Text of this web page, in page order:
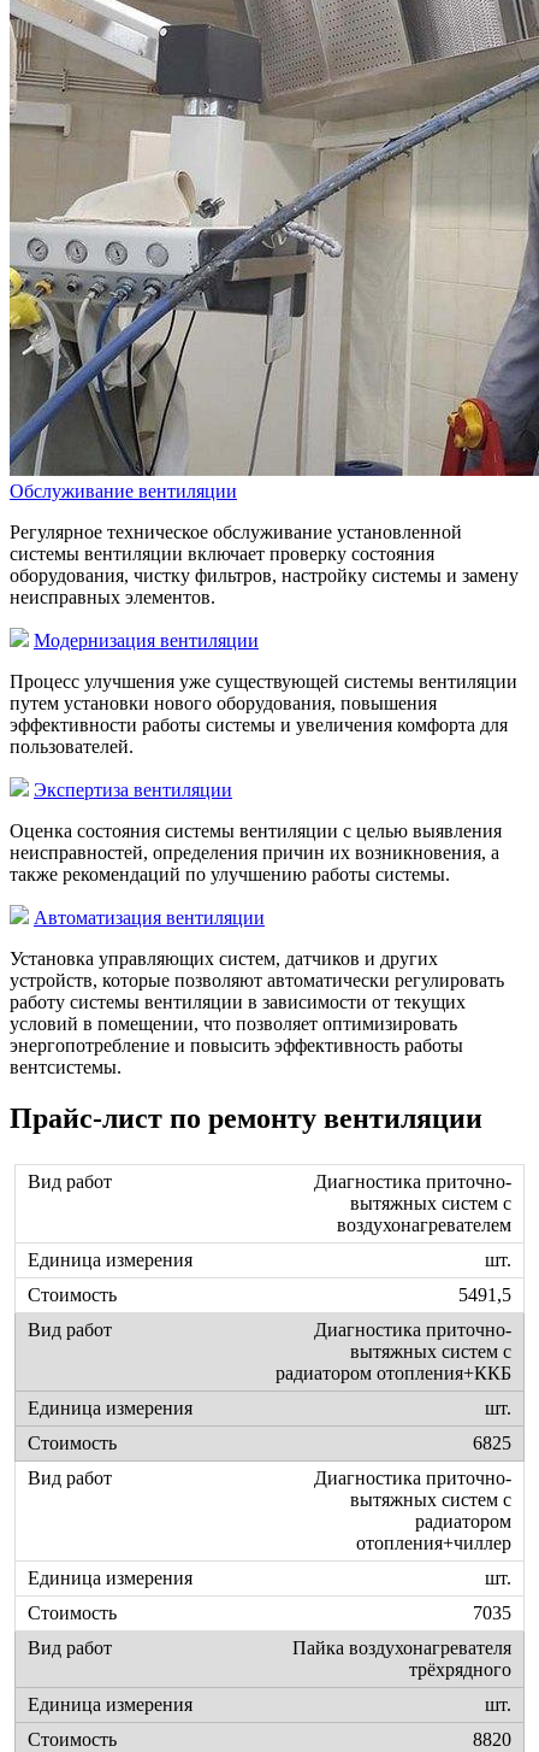
Обслуживание вентиляции
Регулярное техническое обслуживание установленной
системы вентиляции включает проверку состояния
оборудования, чистку фильтров, настройку системы и замену
неисправных элементов.
Модернизация вентиляции
Процесс улучшения уже существующей системы вентиляции
путем установки нового оборудования, повышения
эффективности работы системы и увеличения комфорта для
пользователей.
Экспертиза вентиляции
Оценка состояния системы вентиляции с целью выявления
неисправностей, определения причин их возникновения, а
также рекомендаций по улучшению работы системы.
Автоматизация вентиляции
Установка управляющих систем, датчиков и других
устройств, которые позволяют автоматически регулировать
работу системы вентиляции в зависимости от текущих
условий в помещении, что позволяет оптимизировать
энергопотребление и повысить эффективность работы
вентсистемы.
Прайс-лист по ремонту вентиляции
Диагностика приточно-
вытяжных систем с
воздухонагревателем
шт.
5491,5
Диагностика приточно-
вытяжных систем с
радиатором отопления+ККБ
шт.
6825
Диагностика приточно-
вытяжных систем с
радиатором
отопления+чиллер
шт.
7035
Пайка воздухонагревателя
трёхрядного
шт.
8820